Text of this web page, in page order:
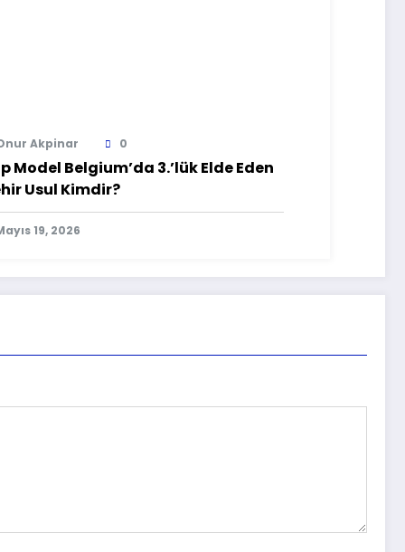
Akpinar 0
Model Belgium’da 3.’lük Elde Eden
Usul Kimdir?
19, 2026